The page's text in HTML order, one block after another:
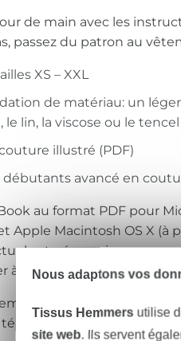
de main avec les
passez du patron au
XS – XXL
de matériau: un
le lin, la viscose ou le tencel
illustré (PDF)
débutants avancé en
au format PDF pour
Apple Macintosh OS X (à
est nécessaire pour
à partir de la version 7.0.
aura été confirmé
Nous adaptons vos
Tissus Hemmers utilise
site web. Ils servent